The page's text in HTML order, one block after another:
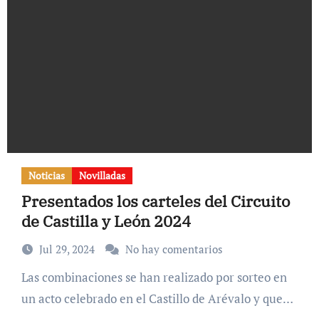
Noticias Novilladas
Presentados los carteles del Circuito
de Castilla y León 2024
Jul 29, 2024 No hay comentarios
Las combinaciones se han realizado por sorteo en
un acto celebrado en el Castillo de Arévalo y que…